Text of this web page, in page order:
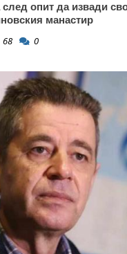
след опит да извади
манастир
68 0